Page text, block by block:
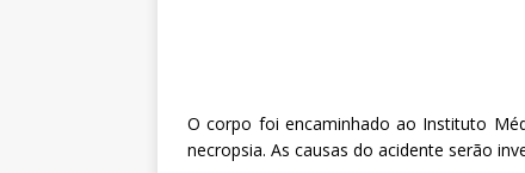
O corpo foi encaminhado ao Instituto
necropsia. As causas do acidente serão